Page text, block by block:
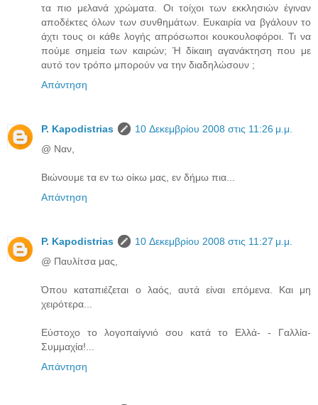
τα πιο μελανά χρώματα. Οι τοίχοι των εκκλησιών έγιναν
αποδέκτες όλων των συνθημάτων. Ευκαιρία να βγάλουν το
άχτι τους οι κάθε λογής απρόσωποι κουκουλοφόροι. Τι να
πούμε σημεία των καιρών; Ή δίκαιη αγανάκτηση που με
αυτό τον τρόπο μπορούν να την διαδηλώσουν ;
Απάντηση
P. Kapodistrias
10 Δεκεμβρίου 2008 στις 11:26 μ.μ.
@ Ναν,
Βιώνουμε τα εν τω οίκω μας, εν δήμω πια...
Απάντηση
P. Kapodistrias
10 Δεκεμβρίου 2008 στις 11:27 μ.μ.
@ Παυλίτσα μας,
Όπου καταπιέζεται ο λαός, αυτά είναι επόμενα. Και μη
χειρότερα...
Εύστοχο το λογοπαίγνιό σου κατά το Ελλά- - Γαλλία-
Συμμαχία!...
Απάντηση